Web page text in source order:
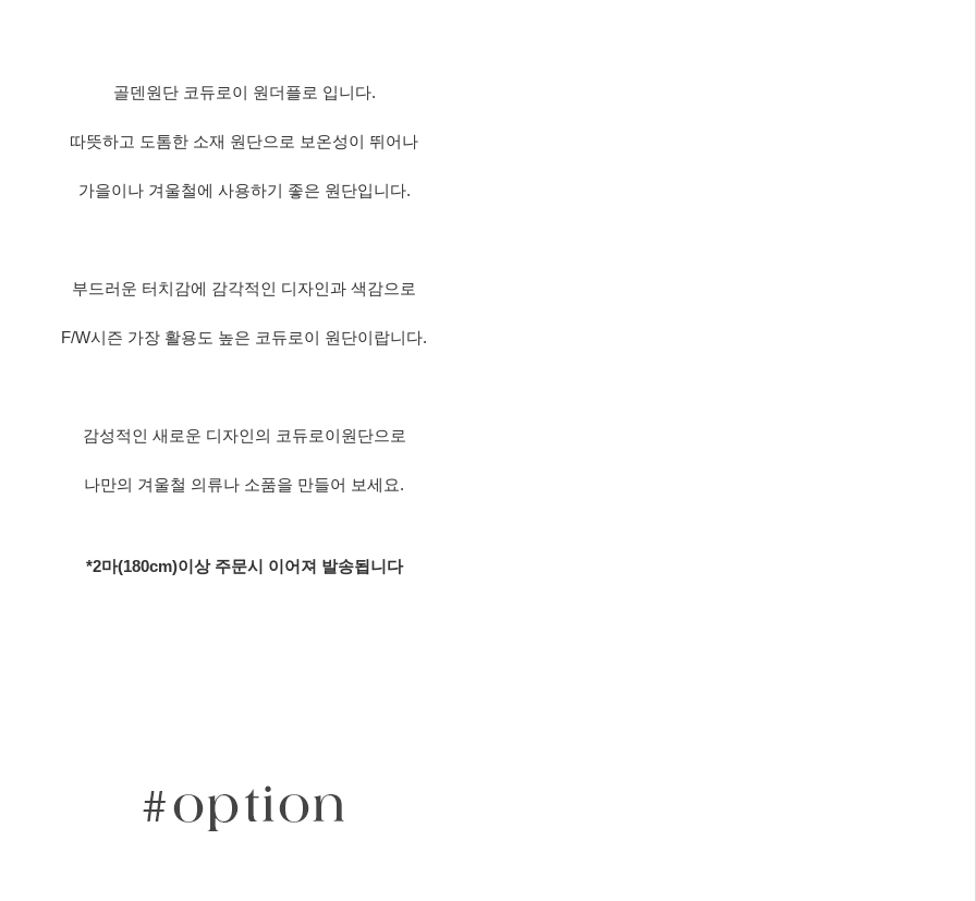
골덴원단 코듀로이 원더플로 입니다.
따뜻하고 도톰한 소재 원단으로 보온성이 뛰어나
가을이나 겨울철에 사용하기 좋은 원단입니다.
부드러운 터치감에 감각적인 디자인과 색감으로
F/W시즌 가장 활용도 높은 코듀로이 원단이랍니다.
감성적인 새로운 디자인의 코듀로이원단으로
나만의 겨울철 의류나 소품을 만들어 보세요.
*2마(180cm)이상 주문시 이어져 발송됩니다